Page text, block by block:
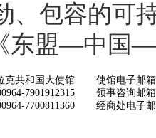
、包容的可
东盟—中国—
克共和国大使馆
7901912315
7700811360
使馆电子邮箱
领事咨询邮箱
经商处电子